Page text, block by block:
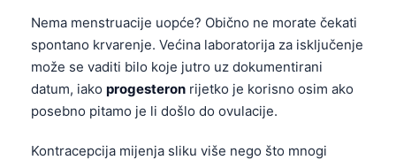
Nema menstruacije uopće? Obično ne morate čekati
spontano krvarenje. Većina laboratorija za isključenje
može se vaditi bilo koje jutro uz dokumentirani
datum, iako progesteron rijetko je korisno osim ako
posebno pitamo je li došlo do ovulacije.
Kontracepcija mijenja sliku više nego što mnogi